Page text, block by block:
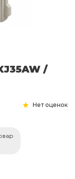
/
Нет оценок